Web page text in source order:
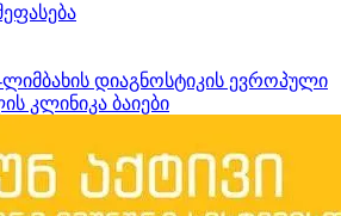
დიაგნოსტიკის ევროპული
კლინიკა ბაიები